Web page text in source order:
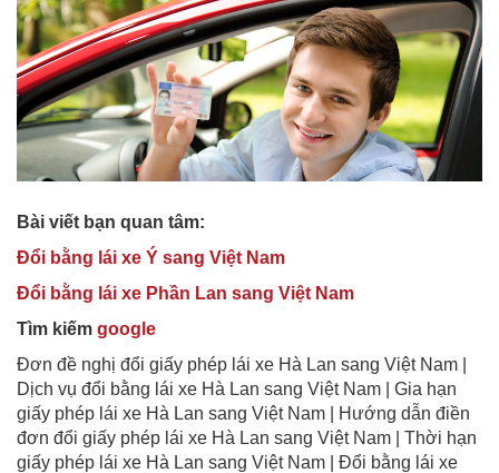
Bài viết bạn quan tâm:
Đổi bằng lái xe Ý sang Việt Nam
Đổi bằng lái xe Phần Lan sang Việt Nam
Tìm kiếm google
Đơn đề nghị đổi giấy phép lái xe Hà Lan sang Việt Nam |
Dịch vụ đổi bằng lái xe Hà Lan sang Việt Nam | Gia hạn
giấy phép lái xe Hà Lan sang Việt Nam | Hướng dẫn điền
đơn đổi giấy phép lái xe Hà Lan sang Việt Nam | Thời hạn
giấy phép lái xe Hà Lan sang Việt Nam | Đổi bằng lái xe